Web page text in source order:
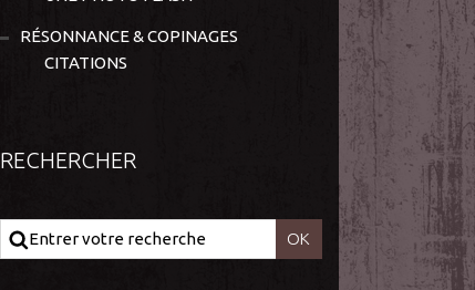
RÉSONNANCE & COPINAGES
CITATIONS
RECHERCHER